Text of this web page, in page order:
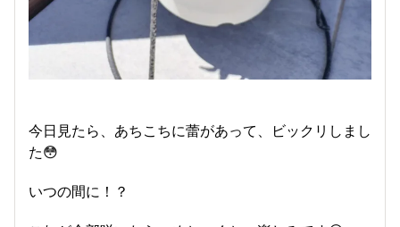
今日見たら、あちこちに蕾があって、ビックリしまし
た😳
いつの間に！？